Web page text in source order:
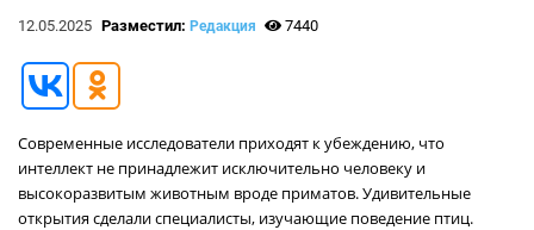
12.05.2025 Разместил: Редакция 7440
Современные исследователи приходят к убеждению, что
интеллект не принадлежит исключительно человеку и
высокоразвитым животным вроде приматов. Удивительные
открытия сделали специалисты, изучающие поведение птиц.